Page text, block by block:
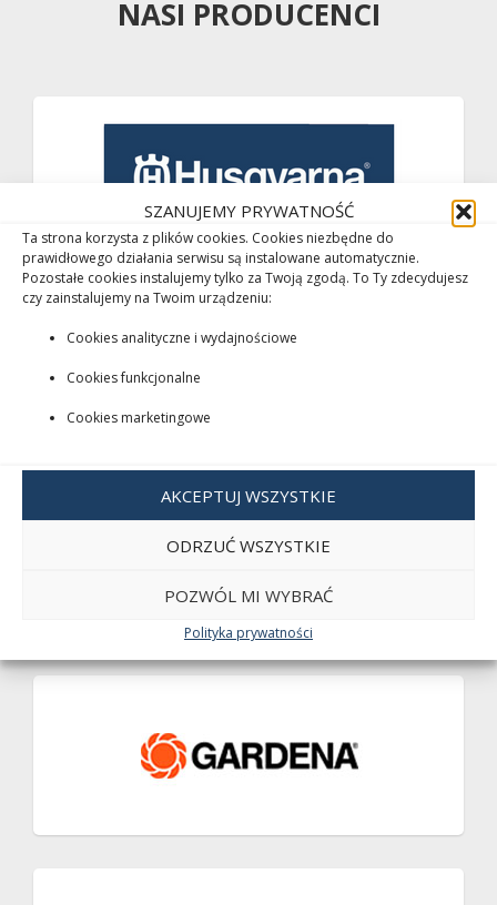
SZANUJEMY PRYWATNOŚĆ
Ta strona korzysta z plików cookies. Cookies niezbędne do
prawidłowego działania serwisu są instalowane automatycznie.
Pozostałe cookies instalujemy tylko za Twoją zgodą. To Ty zdecydujesz
czy zainstalujemy na Twoim urządzeniu:
Cookies analityczne i wydajnościowe
Cookies funkcjonalne
Cookies marketingowe
AKCEPTUJ WSZYSTKIE
ODRZUĆ WSZYSTKIE
POZWÓL MI WYBRAĆ
Polityka prywatności
NASI PRODUCENCI